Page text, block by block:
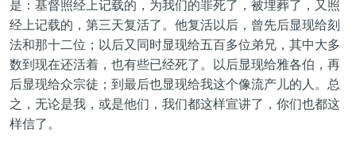
是：基督照经上记载的，为我们的罪死了，被埋葬了，又照
经上记载的，第三天复活了。他复活以后，曾先后显现给刻
法和那十二位；以后又同时显现给五百多位弟兄，其中大多
数到现在还活着，也有些已经死了。以后显现给雅各伯，再
后显现给众宗徒；到最后也显现给我这个像流产儿的人。总
之，无论是我，或是他们，我们都这样宣讲了，你们也都这
样信了。